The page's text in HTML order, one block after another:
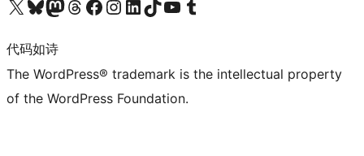
关注我们的 X（原 Twitter）账号访问我们的 Bluesky 账号关注我们的 Mastodon 账号访问我们的 Threads 账号 访问我们的 Facebook 公共主页关注我们的 Instagram 账号 关注我们的 LinkedIn 主页访问我们的 TikTok 账号访问我们的 YouTube 频道 访问我们的 Tumblr 账号
代码如诗
The WordPress® trademark is the intellectual property
of the WordPress Foundation.